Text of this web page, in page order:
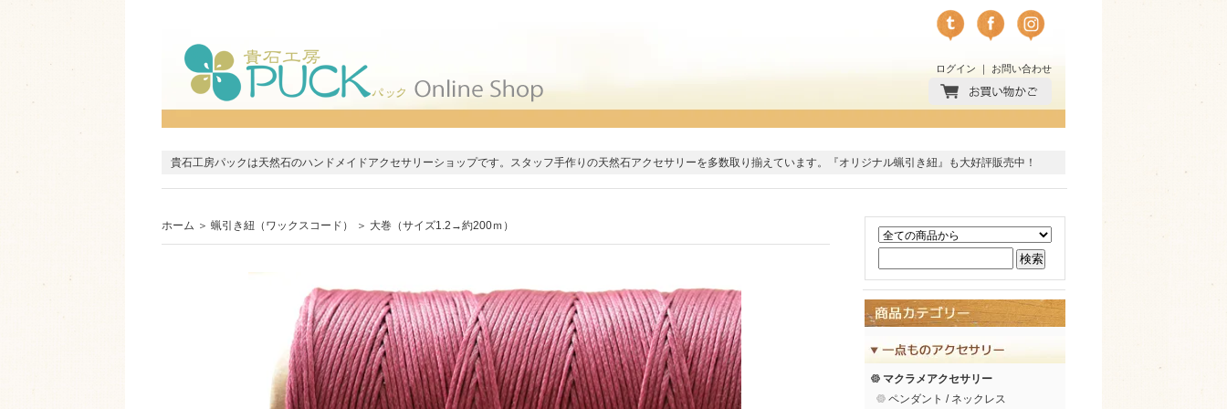
ログイン ｜ お問い合わせ
貴石工房パックは天然石のハンドメイドアクセサリーショップです。スタッフ手作りの天然石アクセサリーを多数取り揃えています。 『オリジナル蝋引き紐』 も大好評販売中！
ホーム ＞ 蝋引き紐（ワックスコード） ＞ 大巻（サイズ1.2→約200ｍ）
マクラメアクセサリー
ペンダント / ネックレス